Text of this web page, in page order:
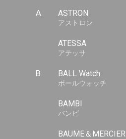
A ASTRON
アストロン
ATESSA
アテッサ
B BALL Watch
ボールウォッチ
BAMBI
バンビ
BAUME＆MERCIER